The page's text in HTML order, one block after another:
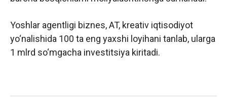
Yoshlar agentligi biznes, AT, kreativ iqtisodiyot
yo‘nalishida 100 ta eng yaxshi loyihani tanlab, ularga
1 mlrd so‘mgacha investitsiya kiritadi.